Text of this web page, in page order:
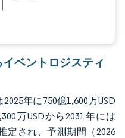
ベントロジスティ
年に750億1,600万USD
万USDから2031年には
定され、予測期間（2026